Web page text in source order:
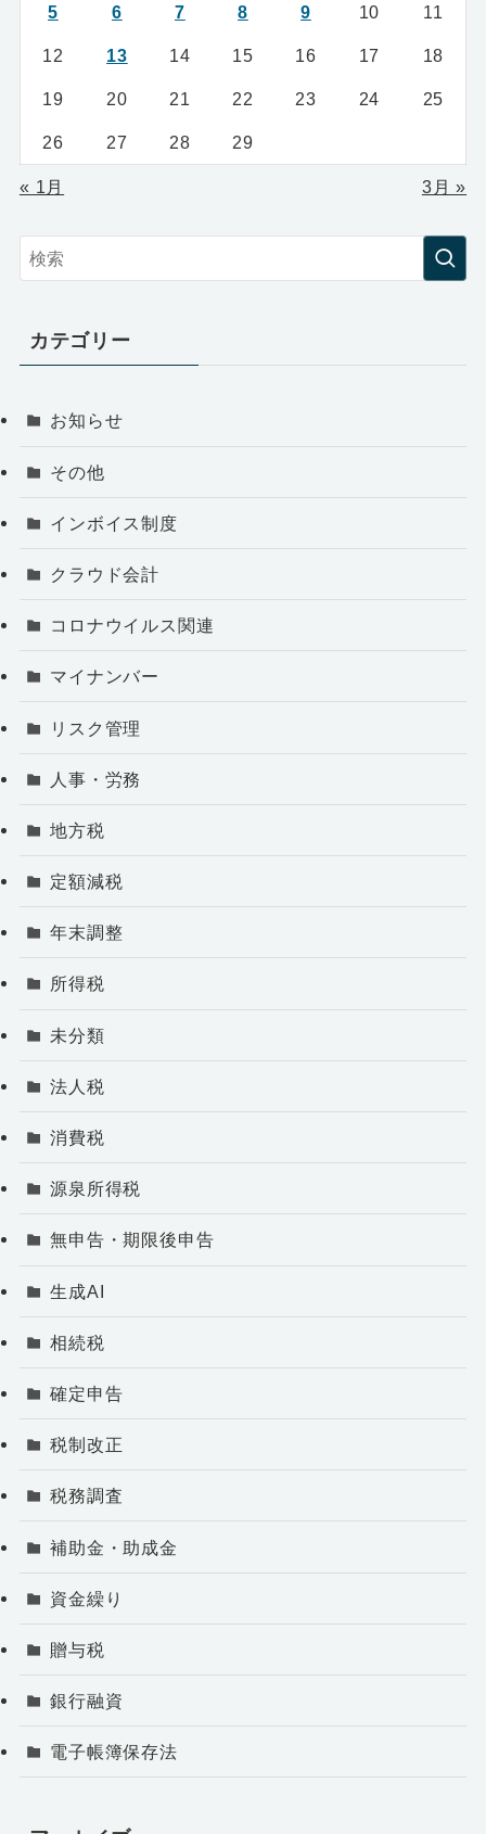
5 6 7 8 9 10 11
12 13 14 15 16 17 18
19 20 21 22 23 24 25
26 27 28 29
« 1月 3月 »
カテゴリー
お知らせ
その他
インボイス制度
クラウド会計
コロナウイルス関連
マイナンバー
リスク管理
人事・労務
地方税
定額減税
年末調整
所得税
未分類
法人税
消費税
源泉所得税
無申告・期限後申告
生成AI
相続税
確定申告
税制改正
税務調査
補助金・助成金
資金繰り
贈与税
銀行融資
電子帳簿保存法